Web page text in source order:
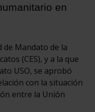
en
de Mandato de la
(CES), y a la que
USO, se aprobó
con la situación
entre la Unión